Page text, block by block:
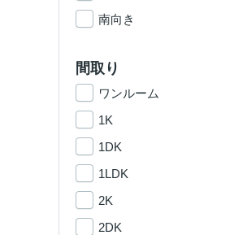
南向き
間取り
ワンルーム
1K
1DK
1LDK
2K
2DK